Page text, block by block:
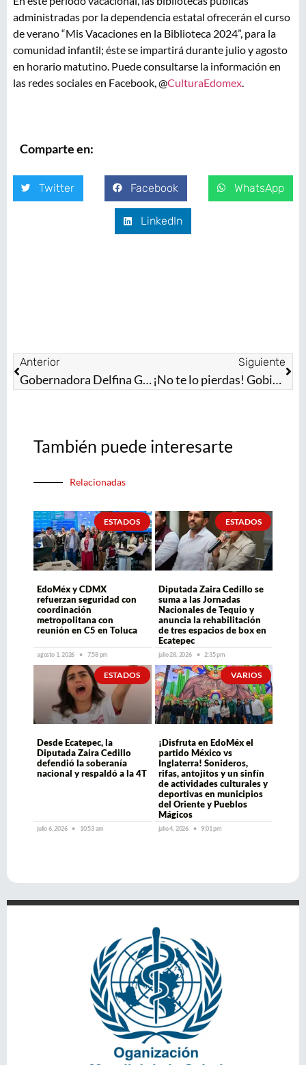
administradas por la dependencia estatal ofrecerán el curso
de verano “Mis Vacaciones en la Biblioteca 2024”, para la
comunidad infantil; éste se impartirá durante julio y agosto
en horario matutino. Puede consultarse la información en
las redes sociales en Facebook, @CulturaEdomex.
Comparte en:
Twitter Facebook WhatsApp
LinkedIn
Anterior
Gobernadora Delfina Gómez inicia obras de la transformación en la zona oriente del Estado de México
Siguiente
¡No te lo pierdas! Gobierno del Estado de México invita al Festival de las Luciérnagas en el Valle de los Volcanes
También puede interesarte
Relacionadas
ESTADOS
EdoMéx y CDMX
refuerzan seguridad con
coordinación
metropolitana con
reunión en C5 en Toluca
agosto 1, 2026 7:58 pm
ESTADOS
Diputada Zaira Cedillo se
suma a las Jornadas
Nacionales de Tequio y
anuncia la rehabilitación
de tres espacios de box en
Ecatepec
julio 28, 2026 2:35 pm
ESTADOS
Desde Ecatepec, la
Diputada Zaira Cedillo
defendió la soberanía
nacional y respaldó a la 4T
julio 6, 2026 10:53 am
VARIOS
¡Disfruta en EdoMéx el
partido México vs
Inglaterra! Sonideros,
rifas, antojitos y un sinfín
de actividades culturales y
deportivas en municipios
del Oriente y Pueblos
Mágicos
julio 4, 2026 9:01 pm